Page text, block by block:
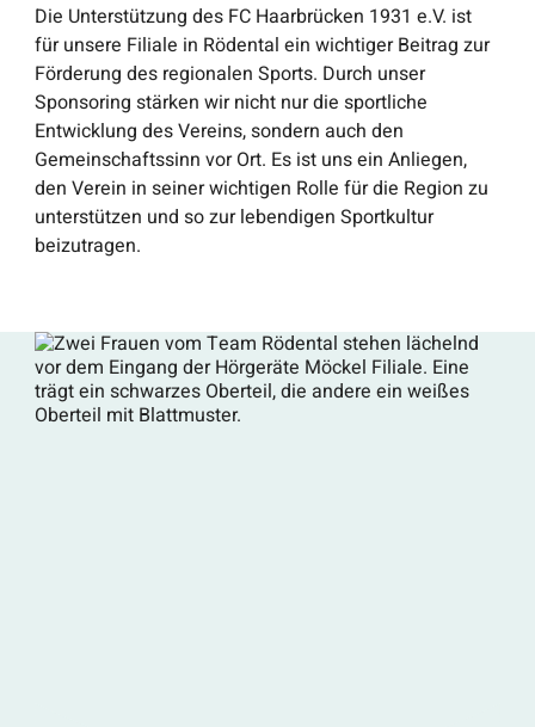
Die Unterstützung des FC Haarbrücken 1931 e.V. ist
für unsere Filiale in Rödental ein wichtiger Beitrag zur
Förderung des regionalen Sports. Durch unser
Sponsoring stärken wir nicht nur die sportliche
Entwicklung des Vereins, sondern auch den
Gemeinschaftssinn vor Ort. Es ist uns ein Anliegen,
den Verein in seiner wichtigen Rolle für die Region zu
unterstützen und so zur lebendigen Sportkultur
beizutragen.